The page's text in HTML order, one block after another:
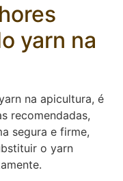
yarn na
na apicultura, é
recomendadas,
segura e firme,
o yarn